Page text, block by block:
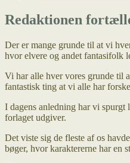
Redaktionen
Der er mange grunde til at vi
hvor elvere og andet fantasifolk
Vi har alle hver vores grunde til
fantastisk ting at vi alle har
I dagens anledning har vi spurgt
forlaget udgiver.
Det viste sig de fleste af os
bøger, hvor karaktererne har en